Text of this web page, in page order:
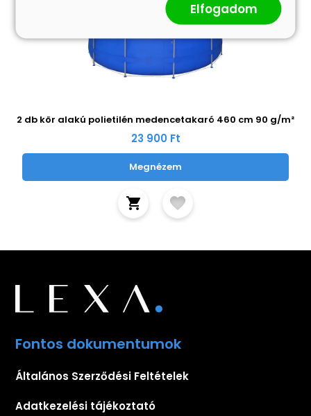
2 db kör alakú polietilén medencetakaró 460 cm 90 g/m²
23 900 Ft
Megnézem
Fontos dokumentumok
Általános Szerződési Feltételek
Adatkezelési tájékoztató
Elfogadom